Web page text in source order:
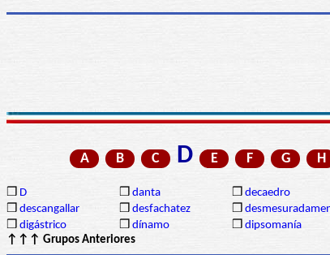
A B C D E F G H
❒ D ❒ danta ❒ decaedro
❒ descangallar ❒ desfachatez ❒
❒ digástrico ❒ dínamo ❒ dipsomanía
↑↑↑ Grupos Anteriores